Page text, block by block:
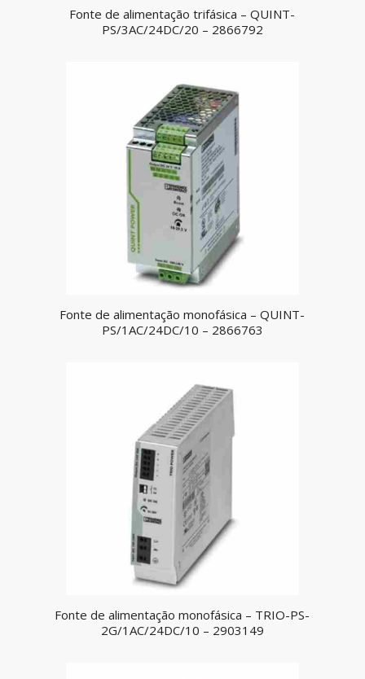
Fonte de alimentação trifásica – QUINT-
PS/3AC/24DC/20 – 2866792
Fonte de alimentação monofásica – QUINT-
PS/1AC/24DC/10 – 2866763
Fonte de alimentação monofásica – TRIO-PS-
2G/1AC/24DC/10 – 2903149